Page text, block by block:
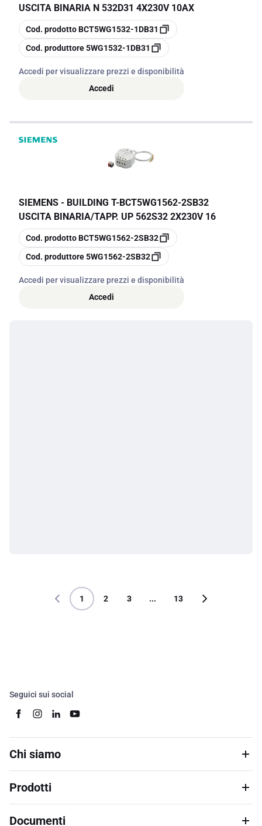
USCITA BINARIA N 532D31 4X230V 10AX
copia
Cod. prodottoBCT5WG1532-1DB31
copia
Cod. produttore5WG1532-1DB31
Accedi per visualizzare prezzi e disponibilità
Accedi
SIEMENS - BUILDING T-BCT5WG1562-2SB32
USCITA BINARIA/TAPP. UP 562S32 2X230V 16
copia
Cod. prodottoBCT5WG1562-2SB32
copia
Cod. produttore5WG1562-2SB32
Accedi per visualizzare prezzi e disponibilità
Accedi
1 2 3 ... 13
Seguici sui social
Chi siamo
Prodotti
Documenti